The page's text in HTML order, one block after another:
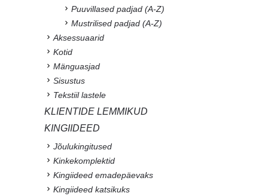
Puuvillased padjad (A-Z)
Mustrilised padjad (A-Z)
Aksessuaarid
Kotid
Mänguasjad
Sisustus
Tekstiil lastele
KLIENTIDE LEMMIKUD
KINGIIDEED
Jõulukingitused
Kinkekomplektid
Kingiideed emadepäevaks
Kingiideed katsikuks